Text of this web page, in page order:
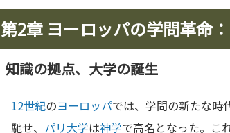
第2章 ヨーロッパの学問革命
知識の拠点、大学の誕生
12世紀のヨーロッパでは、学問の新たな時
馳せ、 パリ大学は神学で高名となった。こ